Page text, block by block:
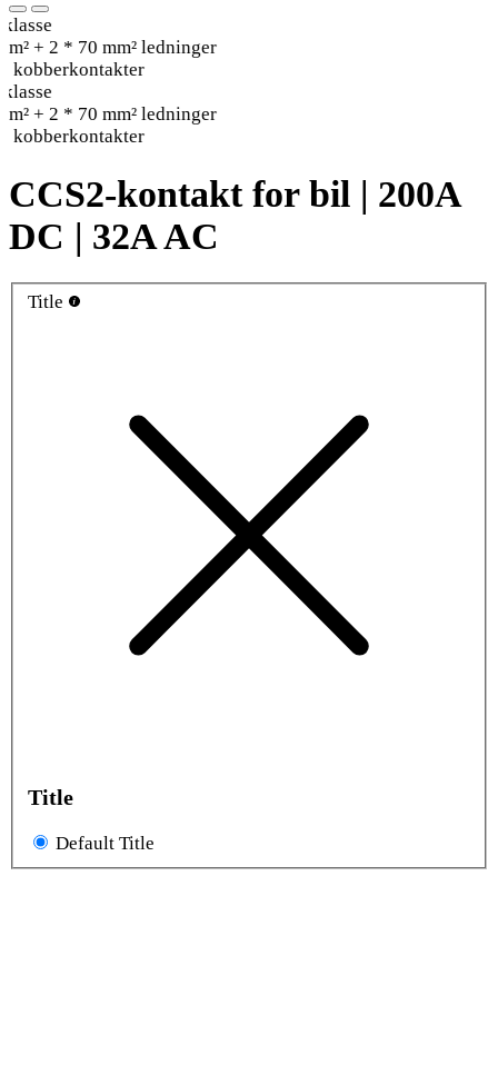
+ 2 * 70 mm² ledninger
kobberkontakter
+ 2 * 70 mm² ledninger
kobberkontakter
CCS2-kontakt for bil | 200A
DC | 32A AC
Title
Title
Default Title